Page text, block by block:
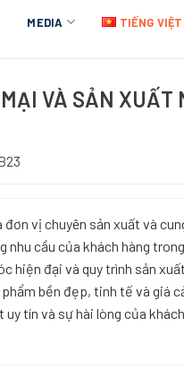
MEDIA TIẾNG VIỆT
VÀ SẢN XUẤT
đơn vị chuyên sản xuất và
nhu cầu của khách hàng
hiện đại và quy trình sản
bền đẹp, tinh tế và giá
uy tín và sự hài lòng của